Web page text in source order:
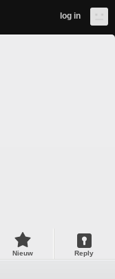
log in
Nieuw Reply